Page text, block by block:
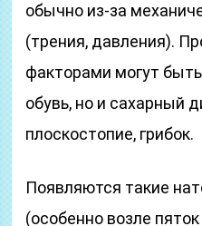
обычно из-за
(трения, давления).
факторами могут
обувь, но и сахарный
плоскостопие, грибок.
Появляются такие
(особенно возле